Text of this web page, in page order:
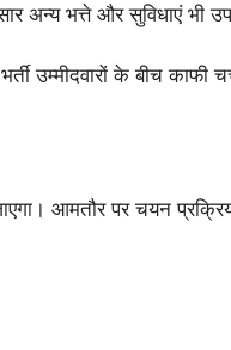
अन्य भत्ते और सुविधाएं भी
उम्मीदवारों के बीच काफी
आमतौर पर चयन